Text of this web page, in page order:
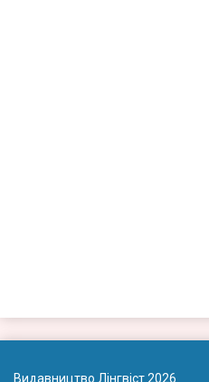
Видавництво Лінгвіст 2026